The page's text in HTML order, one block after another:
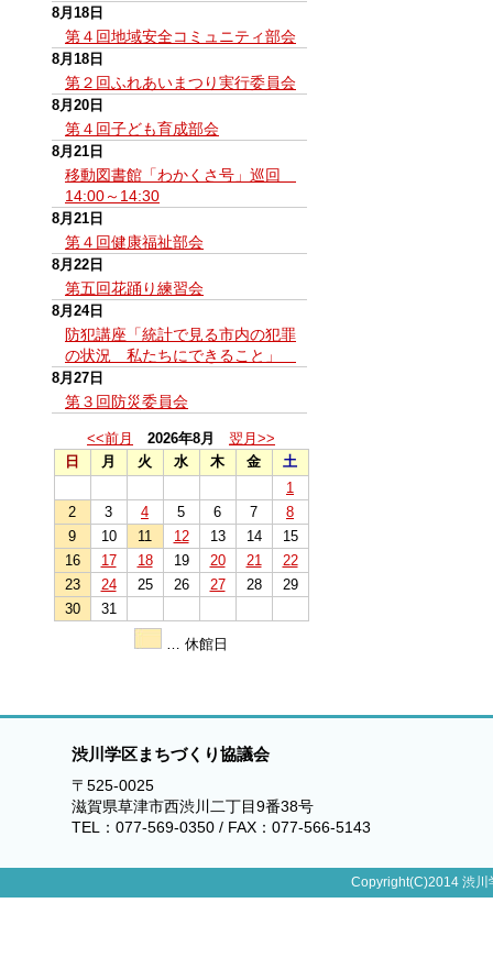
8月18日
第４回地域安全コミュニティ部会
8月18日
第２回ふれあいまつり実行委員会
8月20日
第４回子ども育成部会
8月21日
移動図書館「わかくさ号」巡回
14:00～14:30
8月21日
第４回健康福祉部会
8月22日
第五回花踊り練習会
8月24日
防犯講座「統計で見る市内の犯罪
の状況 私たちにできること」
8月27日
第３回防災委員会
<<前月 2026年8月
翌月>>
日
月 火 水 木 金
土
1
2
3 4 5 6 7
8
9
10 11 12 13 14
15
16
17 18 19 20 21
22
23
24 25 26 27 28
29
30
31
… 休館日
渋川学区まちづくり協議会
〒525-0025
滋賀県草津市西渋川二丁目9番38号
TEL：077-569-0350 / FAX：077-566-5143
Copyright(C)2014 渋川